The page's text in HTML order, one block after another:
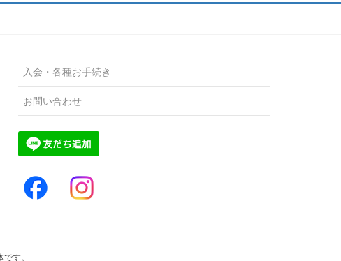
入会・各種お手続き
お問い合わせ
す。